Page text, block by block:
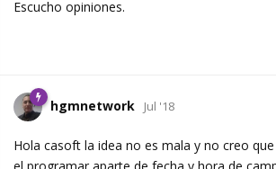
Escucho opiniones.
hgmnetwork Jul '18
Hola casoft la idea no es mala y no creo